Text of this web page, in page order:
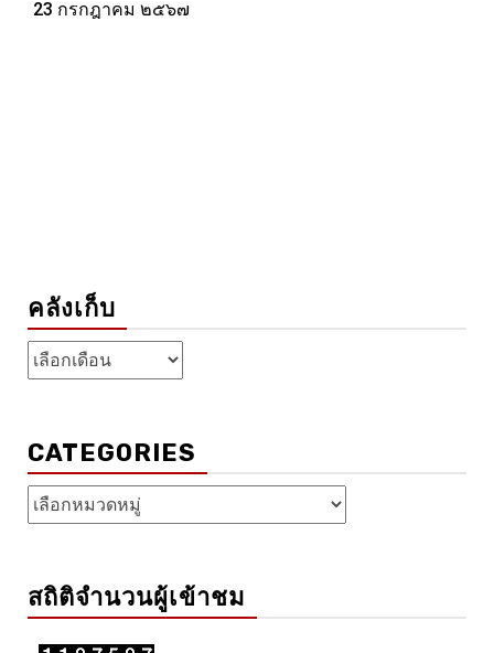
23 กรกฎาคม ๒๕๖๗
คลังเก็บ
คลัง
เก็บ
CATEGORIES
Categories
สถิติจำนวนผู้เข้าชม